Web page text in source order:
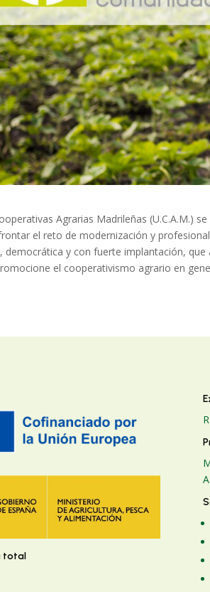
Agrarias Madrileñas (U.C.A.M.)
el reto de modernización y
democrática y con fuerte implantación,
el cooperativismo agrario en
total